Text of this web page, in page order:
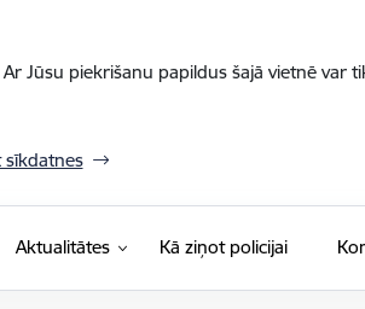
Jūsu piekrišanu papildus šajā vietnē var
sīkdatnes
Aktualitātes Kā ziņot policijai